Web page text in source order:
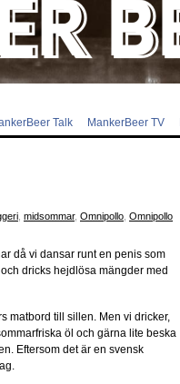
Talk MankerBeer TV
midsommar, Omnipollo Omnipollo
då vi dansar runt en penis som
dricks hejdlösa mängder med
matbord till sillen. Men vi dricker,
öl och gärna lite beska
Eftersom det är en svensk